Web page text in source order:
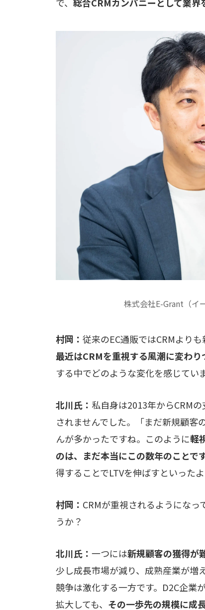
株式会社E-Grant（イ
村岡： 従来のEC通販ではCRMより
最近はCRMを重視する風潮に変わり
する中でどのような変化を感じてい
北川氏： 私自身は2013年からCRM
されませんでした。「まだ新規顧客
んが多かったですね。このように軽
のは、まだ本当にこの数年のことで
得することでLTVを伸ばすといった
村岡： CRMが重視されるようにな
うか？
北川氏： 一つには新規顧客の獲得が
少し成長市場が減り、成熟産業が増
競争は激化する一方です。D2C企業
拡大しても、 その一歩先の規模に成